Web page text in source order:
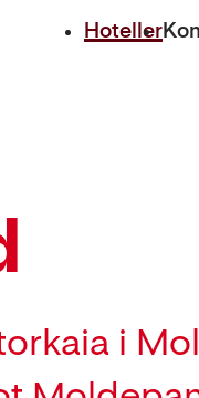
Hoteller
i